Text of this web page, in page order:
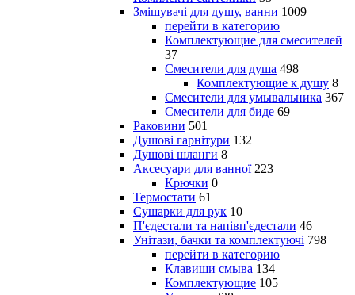
Змішувачі для душу, ванни 1009
перейти в категорию
Комплектующие для смесителей
37
Смесители для душа 498
Комплектующие к душу 8
Смесители для умывальника 367
Смесители для биде 69
Раковини 501
Душові гарнітури 132
Душові шланги 8
Аксесуари для ванної 223
Крючки 0
Термостати 61
Сушарки для рук 10
П'єдестали та напівп'єдестали 46
Унітази, бачки та комплектуючі 798
перейти в категорию
Клавиши смыва 134
Комплектующие 105